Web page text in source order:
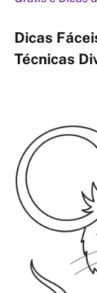
Dicas
Técnicas